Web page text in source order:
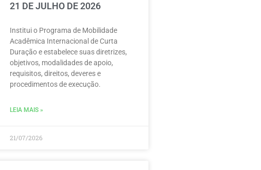
21 DE JULHO DE 2026
Institui o Programa de Mobilidade
Acadêmica Internacional de Curta
Duração e estabelece suas diretrizes,
objetivos, modalidades de apoio,
requisitos, direitos, deveres e
procedimentos de execução.
LEIA MAIS »
21/07/2026